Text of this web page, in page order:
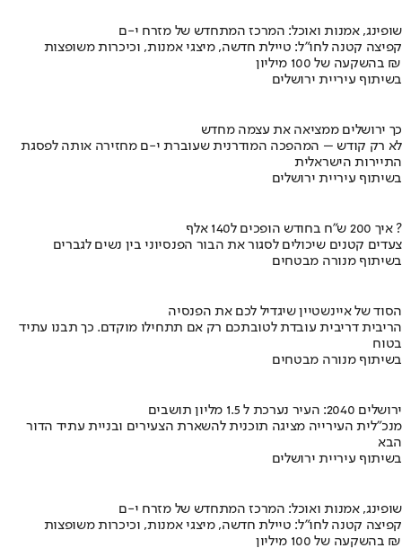
שופינג, אמנות ואוכל: המרכז המתחדש של מזרח י-ם
קפיצה קטנה לחו"ל: טיילת חדשה, מיצגי אמנות, וכיכרות משופצות
בהשקעה של 100 מיליון ₪
בשיתוף עיריית ירושלים
כך ירושלים ממציאה את עצמה מחדש
לא רק קודש – המהפכה המודרנית שעוברת י-ם מחזירה אותה לפסגת
התיירות הישראלית
בשיתוף עיריית ירושלים
איך 200 ש"ח בחודש הופכים ל140 אלף ?
צעדים קטנים שיכולים לסגור את הבור הפנסיוני בין נשים לגברים
בשיתוף מנורה מבטחים
הסוד של איינשטיין שיגדיל לכם את הפנסיה
הריבית דריבית עובדת לטובתכם רק אם תתחילו מוקדם. כך תבנו עתיד
בטוח
בשיתוף מנורה מבטחים
ירושלים 2040: העיר נערכת ל 1.5 מליון תושבים
מנכ"לית העירייה מציגה תוכנית להשארת הצעירים ובניית עתיד הדור
הבא
בשיתוף עיריית ירושלים
שופינג, אמנות ואוכל: המרכז המתחדש של מזרח י-ם
קפיצה קטנה לחו"ל: טיילת חדשה, מיצגי אמנות, וכיכרות משופצות
בהשקעה של 100 מיליון ₪